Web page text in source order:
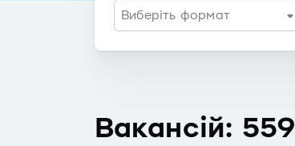
Виберіть формат
Вакансій: 559